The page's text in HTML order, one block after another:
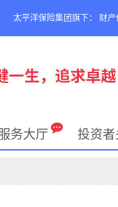
太平洋保险集团旗下： 财产
务大厅 投资者